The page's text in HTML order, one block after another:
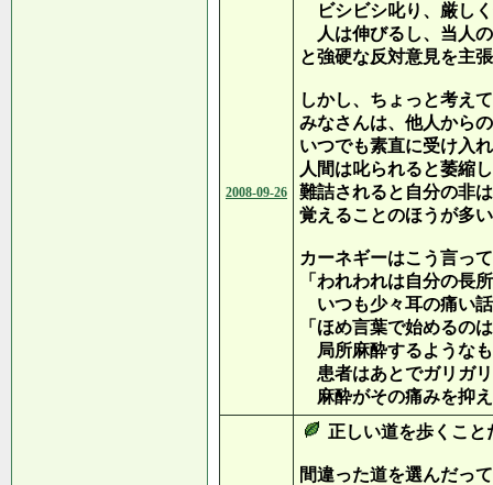
2008-09-26
ビシビシ叱り、厳し
人は伸びるし、当人
と強硬な反対意見を主
しかし、ちょっと考え
みなさんは、他人から
いつでも素直に受け入
人間は叱られると萎縮
難詰されると自分の非
覚えることのほうが多
カーネギーはこう言っ
「われわれは自分の長
いつも少々耳の痛い
「ほめ言葉で始めるの
局所麻酔するような
患者はあとでガリガ
麻酔がその痛みを抑
正しい道を歩くこ
間違った道を選んだっ